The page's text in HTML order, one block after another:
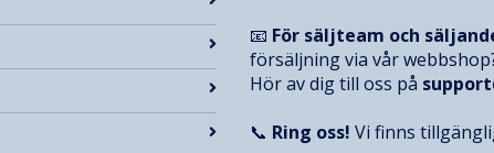
📧 För säljteam och
försäljning via vår
Hör av dig till oss på
📞 Ring oss! Vi finns